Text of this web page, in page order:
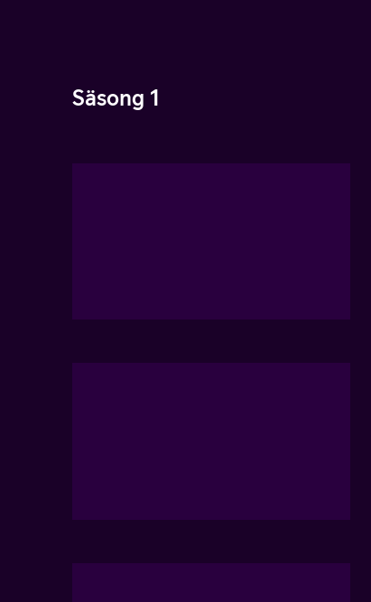
Säsong 1